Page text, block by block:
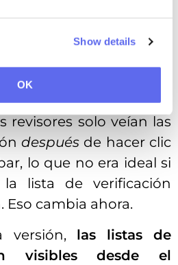
Show details
OK
de la lista de
ahora al
revisores solo veían las
después de hacer clic
lo que no era ideal si
lista de verificación
Eso cambia ahora.
versión, las listas de
visibles desde el